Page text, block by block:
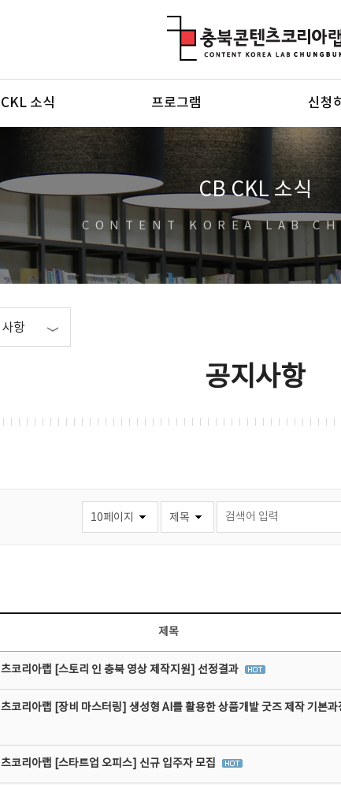
소식 프로그램 신청
CB CKL 소식
CONTENT KOREA LAB
항
공지사항
제목
코리아랩 [스토리 인 충북 영상 제작지원] 선정결과
코리아랩 [장비 마스터링] 생성형 AI를 활용한 상품개발 굿즈 제작 기본과
코리아랩 [스타트업 오피스] 신규 입주자 모집